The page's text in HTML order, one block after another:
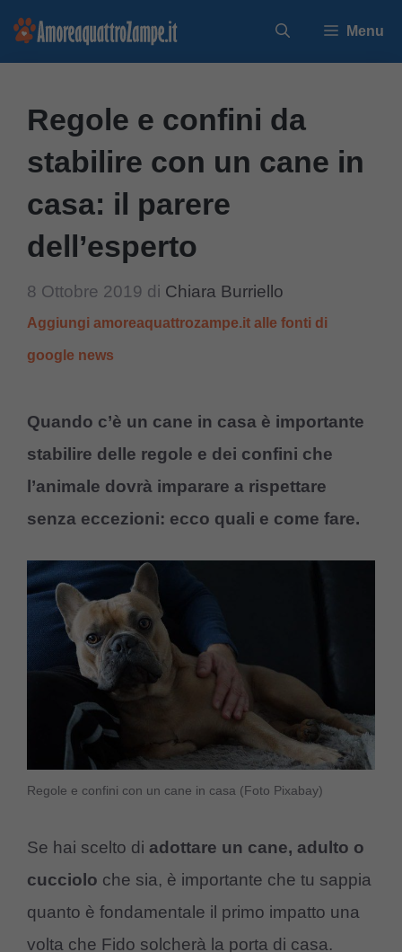
Vai
Menu
Regole e confini da
stabilire con un cane in
casa: il parere
dell’esperto
8 Ottobre 2019 di Chiara Burriello
Aggiungi amoreaquattrozampe.it alle fonti di
google news
Quando c’è un cane in casa è importante
stabilire delle regole e dei confini che
l’animale dovrà imparare a rispettare
senza eccezioni: ecco quali e come fare.
Regole e confini con un cane in casa (Foto Pixabay)
Se hai scelto di adottare un cane, adulto o
cucciolo che sia, è importante che tu sappia
quanto è fondamentale il primo impatto una
volta che Fido solcherà la porta di casa.